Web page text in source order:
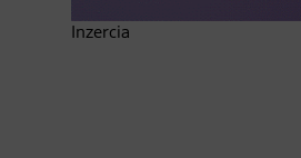
Inzercia